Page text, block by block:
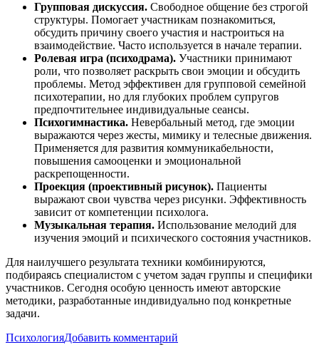
Групповая дискуссия. Свободное общение без строгой
структуры. Помогает участникам познакомиться,
обсудить причину своего участия и настроиться на
взаимодействие. Часто используется в начале терапии.
Ролевая игра (психодрама). Участники принимают
роли, что позволяет раскрыть свои эмоции и обсудить
проблемы. Метод эффективен для групповой семейной
психотерапии, но для глубоких проблем супругов
предпочтительнее индивидуальные сеансы.
Психогимнастика. Невербальный метод, где эмоции
выражаются через жесты, мимику и телесные движения.
Применяется для развития коммуникабельности,
повышения самооценки и эмоциональной
раскрепощенности.
Проекция (проективный рисунок). Пациенты
выражают свои чувства через рисунки. Эффективность
зависит от компетенции психолога.
Музыкальная терапия. Использование мелодий для
изучения эмоций и психического состояния участников.
Для наилучшего результата техники комбинируются,
подбираясь специалистом с учетом задач группы и специфики
участников. Сегодня особую ценность имеют авторские
методики, разработанные индивидуально под конкретные
задачи.
ПсихологияДобавить комментарий